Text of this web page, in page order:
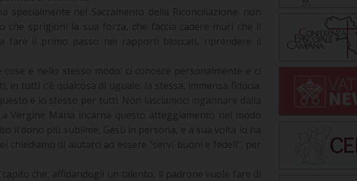
nel Sacramento della Riconciliazione: non
sprigioni la sua forza, che faccia cadere muri che il
fare il primo passo nei rapporti bloccati, riprendere il
e nello stesso modo: ci conosce personalmente e ci
tutti c’è qualcosa di uguale: la stessa, immensa fiducia.
è lo stesso per tutti. Non lasciamoci ingannare dalla
Vergine Maria incarna questo atteggiamento nel modo
il dono più sublime, Gesù in persona, e a sua volta lo ha
di aiutarci ad essere “servi buoni e fedeli”, per
che, affidandogli un talento, il padrone vuole fare di